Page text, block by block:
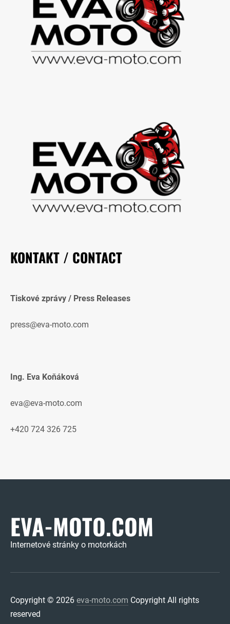
KONTAKT / CONTACT
Tiskové zprávy / Press Releases
press@eva-moto.com
Ing. Eva Koňáková
eva@eva-moto.com
+420 724 326 725
EVA-MOTO.COM
Internetové stránky o motorkách
Copyright © 2026 eva-moto.com Copyright All rights
reserved